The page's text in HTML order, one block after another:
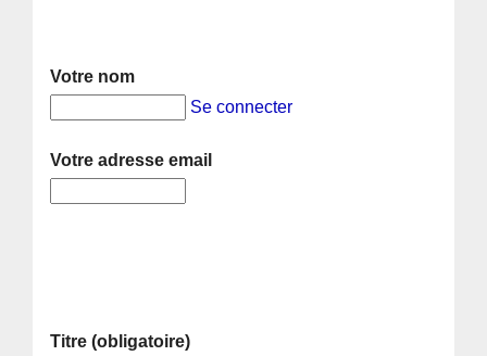
Votre nom
Se connecter
Votre adresse email
Titre (obligatoire)